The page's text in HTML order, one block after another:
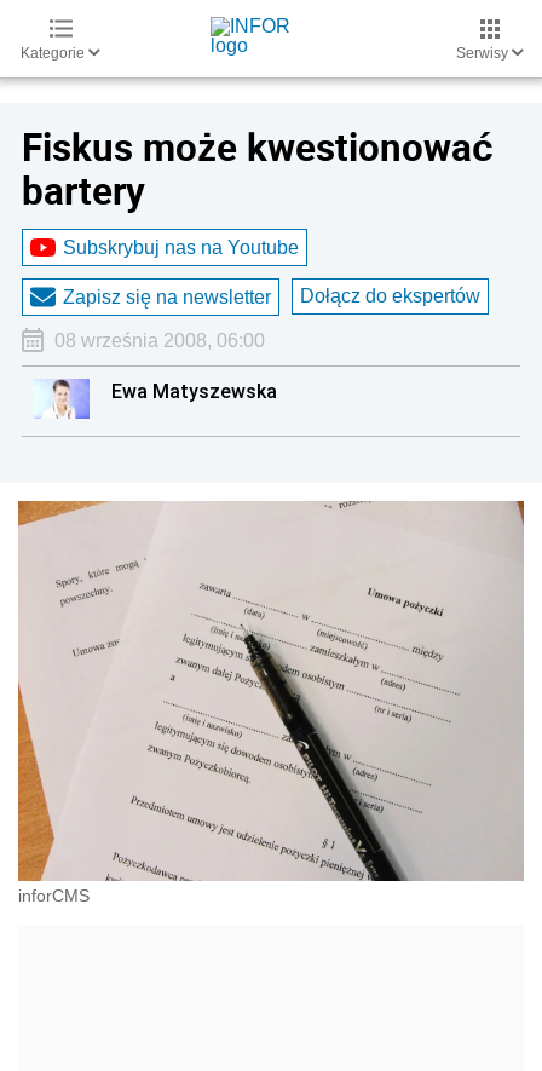
Kategorie Serwisy
Fiskus może kwestionować
bartery
Subskrybuj nas na Youtube
Zapisz się na newsletter Dołącz do ekspertów
08 września 2008, 06:00
Ewa Matyszewska
inforCMS